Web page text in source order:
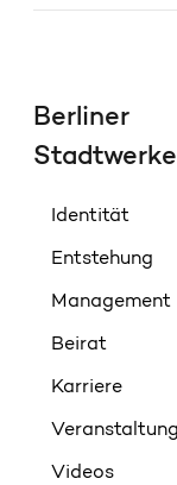
Berliner
Stadtwerke
Identität
Entstehung
Management
Beirat
Karriere
Videos